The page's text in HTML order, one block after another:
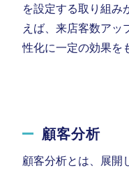
を設定する取り組み
えば、来店客数アッ
性化に一定の効果を
顧客分析
顧客分析とは、展開